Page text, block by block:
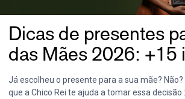
Dicas de presentes
das Mães 2026: +15
Já escolheu o presente para a sua mãe?
que a Chico Rei te ajuda a tomar essa decisão